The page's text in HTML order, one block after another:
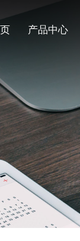
产品中心